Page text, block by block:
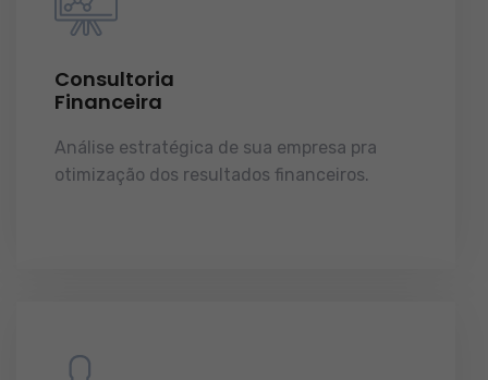
Consultoria
Financeira
Análise estratégica de sua empresa pra
otimização dos resultados financeiros.